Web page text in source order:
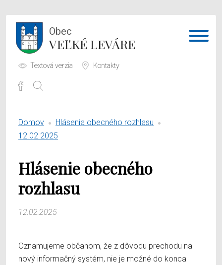
Obec
VEĽKÉ LEVÁRE
Textová verzia Kontakty
Samospráva
Domov
Hlásenia obecného rozhlasu
12.02.2025
Hlásenie obecného
rozhlasu
12.02.2025
Oznamujeme občanom, že z dôvodu prechodu na
nový informačný systém, nie je možné do konca